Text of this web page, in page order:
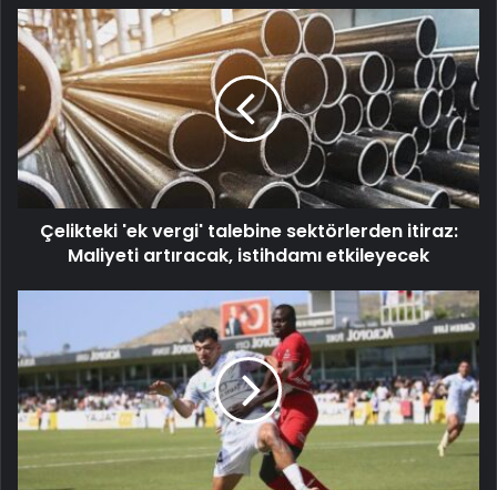
Çelikteki 'ek vergi' talebine sektörlerden itiraz:
Maliyeti artıracak, istihdamı etkileyecek